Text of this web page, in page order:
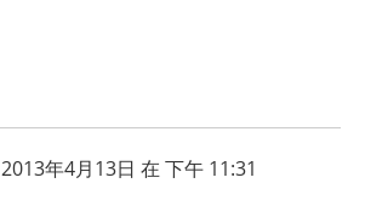
2013年4月13日 在 下午 11:31